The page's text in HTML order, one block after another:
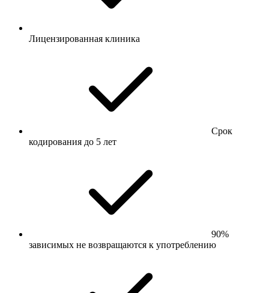
Лицензированная клиника
Срок
кодирования до 5 лет
90%
зависимых не возвращаются к употреблению